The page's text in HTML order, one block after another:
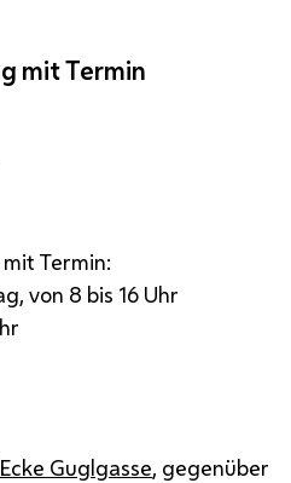
mit Termin
Termin:
von 8 bis 16 Uhr
Guglgasse, gegenüber